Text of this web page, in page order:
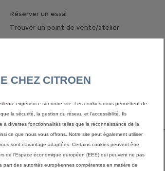
Réserver un essai
Trouver un point de vente/atelier
Nous contacter
CHEZ CITROEN
expérience sur notre site. Les cookies nous permettent de
la sécurité, la gestion du réseau et l’accessibilité. Ils
à diverses fonctionnalités telles que la reconnaissance de la
ce que nous vous offrons. Notre site peut également utiliser
sont davantage adaptées. Certains cookies peuvent être
de l'Espace économique européen (EEE) qui peuvent ne pas
des autorités européennes compétentes en matière de